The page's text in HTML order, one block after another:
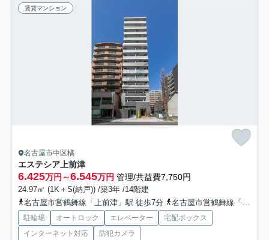
賃貸マンション
名古屋市中区橘
エステシア上前津
6.425万円～6.545万円 管理/共益費7,750円
24.97㎡ (1K＋S(納戸)) /築3年 /14階建
名古屋市営鶴舞線「上前津」駅 徒歩7分
名古屋市営鶴舞線「大須観音」駅 徒歩8分
駐輪場 オートロック エレベーター
宅配ボックス
インターネット対応
防犯カメラ